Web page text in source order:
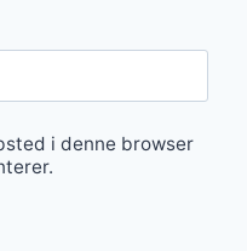
i denne browser